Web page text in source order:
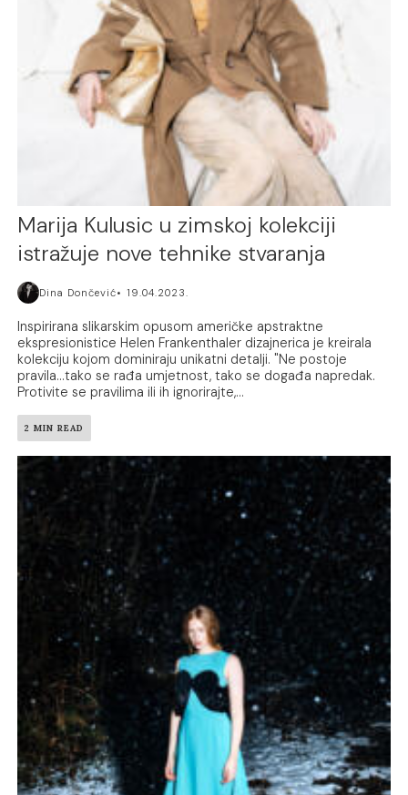
Marija Kulusic u zimskoj kolekciji
istražuje nove tehnike stvaranja
Dina Dončević 19.04.2023.
Inspirirana slikarskim opusom američke apstraktne
ekspresionistice Helen Frankenthaler dizajnerica je kreirala
kolekciju kojom dominiraju unikatni detalji. "Ne postoje
pravila…tako se rađa umjetnost, tako se događa napredak.
Protivite se pravilima ili ih ignorirajte,...
2 MIN READ